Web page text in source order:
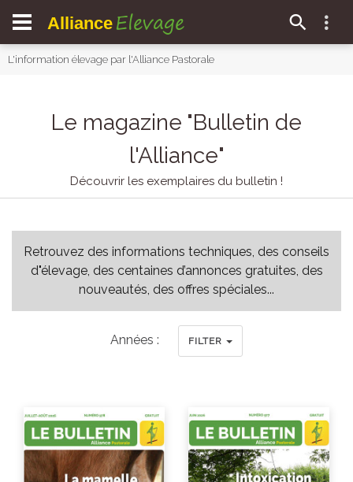
Alliance Elevage
L'information élevage par l'Alliance Pastorale
Le magazine "Bulletin de
l'Alliance"
Découvrir les exemplaires du bulletin !
Retrouvez des informations techniques, des conseils
d"élevage, des centaines d’annonces gratuites, des
nouveautés, des offres spéciales...
Années : FILTER